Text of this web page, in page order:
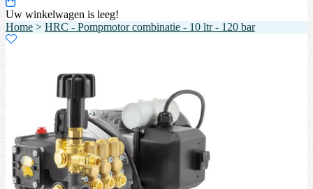
Uw winkelwagen is leeg!
Home > HRC - Pompmotor combinatie - 10 ltr - 120 bar